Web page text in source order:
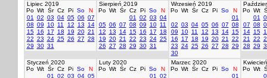
Lipiec 2019
Po Wt Śr Cz Pi So
N
01
02 03 04 05 06 07
08 09 10 11 12 13
14
15 16 17 18 19 20 21
22 23 24 25 26 27 28
29 30 31
Sierpień 2019
Po Wt Śr Cz Pi So
N
01
02 03 04
05 06 07 08 09 10 11
12
13 14 15 16 17
18
19 20 21 22 23 24 25
26 27 28 29 30 31
Wrzesień 2019
Po Wt Śr Cz Pi So
N
01
02 03 04 05 06 07 08
09
10 11 12 13 14 15
16
17 18 19 20 21
22
23 24 25 26 27 28 29
30
Po Wt
01
07 08
14 15
21
22
28 29
Styczeń 2020
Po Wt Śr Cz Pi So
N
01
02 03 04 05
Luty 2020
Po Wt Śr Cz Pi So
N
01
02
Marzec 2020
Po Wt Śr Cz Pi So
N
01
Po Wt